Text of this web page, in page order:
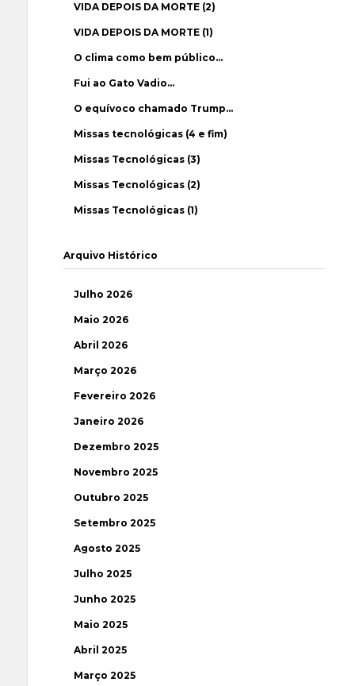
VIDA DEPOIS DA MORTE (2)
VIDA DEPOIS DA MORTE (1)
O clima como bem público…
Fui ao Gato Vadio…
O equívoco chamado Trump…
Missas tecnológicas (4 e fim)
Missas Tecnológicas (3)
Missas Tecnológicas (2)
Missas Tecnológicas (1)
Arquivo Histórico
Julho 2026
Maio 2026
Abril 2026
Março 2026
Fevereiro 2026
Janeiro 2026
Dezembro 2025
Novembro 2025
Outubro 2025
Setembro 2025
Agosto 2025
Julho 2025
Junho 2025
Maio 2025
Abril 2025
Março 2025